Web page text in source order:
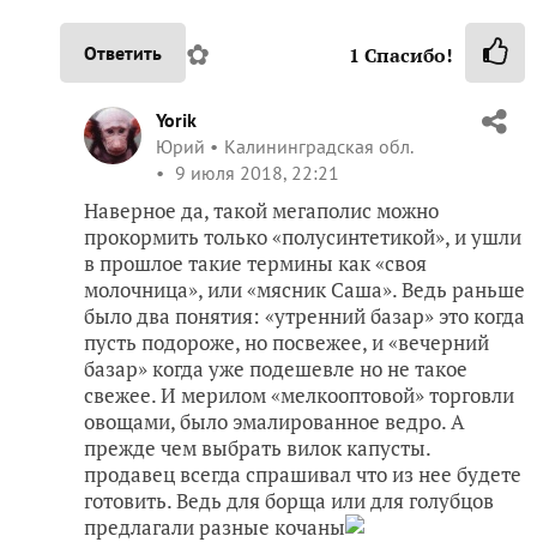
Ответить ✿ 1 Спасибо!
Yorik
Юрий
Калининградская обл.
9 июля 2018, 22:21
Наверное да, такой мегаполис можно
прокормить только «полусинтетикой», и ушли
в прошлое такие термины как «своя
молочница», или «мясник Саша». Ведь раньше
было два понятия: «утренний базар» это когда
пусть подороже, но посвежее, и «вечерний
базар» когда уже подешевле но не такое
свежее. И мерилом «мелкооптовой» торговли
овощами, было эмалированное ведро. А
прежде чем выбрать вилок капусты.
продавец всегда спрашивал что из нее будете
готовить. Ведь для борща или для голубцов
предлагали разные кочаны